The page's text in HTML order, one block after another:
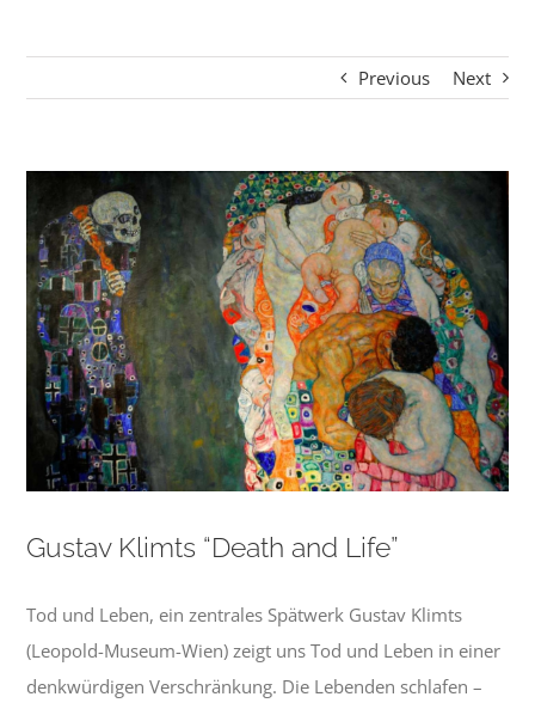
Previous Next
Larger
Image
Gustav Klimts “Death and Life”
Tod und Leben, ein zentrales Spätwerk Gustav Klimts
(Leopold-Museum-Wien) zeigt uns Tod und Leben in einer
denkwürdigen Verschränkung. Die Lebenden schlafen –